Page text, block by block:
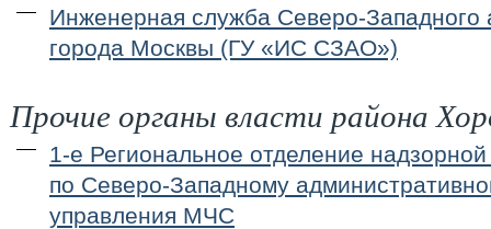
Инженерная служба Северо-Западного
города Москвы (ГУ «ИС СЗАО»)
Прочие органы власти района
1-е Региональное отделение
по Северо-Западному
управления МЧС